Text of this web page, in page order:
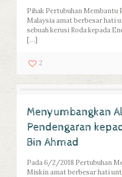
Pihak Pertubuhan Membantu
Malaysia amat berbesar hati
sebuah kerusi Roda kepada
[…]
2
Menyumbangkan
Pendengaran
Bin Ahmad
Pada 6/2/2018 Pertubuhan
Miskin amat berbesar hati